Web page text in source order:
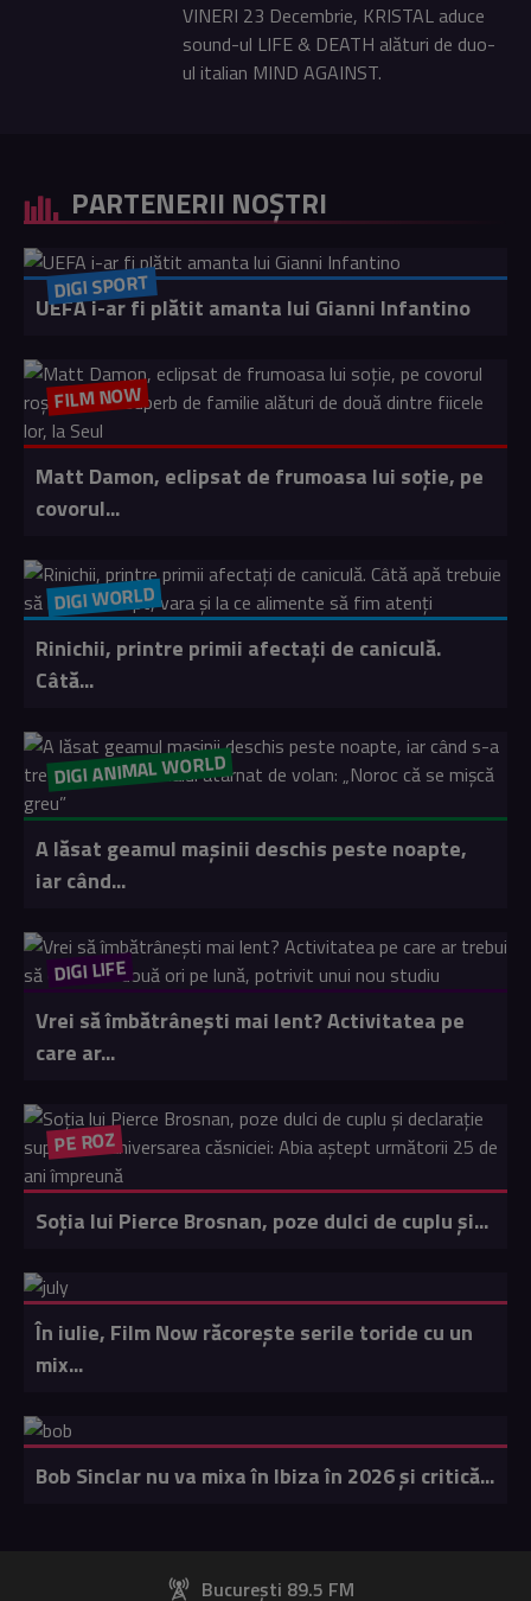
VINERI 23 Decembrie, KRISTAL aduce
sound-ul LIFE & DEATH alături de duo-
ul italian MIND AGAINST.
PARTENERII NOȘTRI
DIGI SPORT
UEFA i-ar fi plătit amanta lui Gianni Infantino
FILM NOW
Matt Damon, eclipsat de frumoasa lui soție, pe
covorul...
DIGI WORLD
Rinichii, printre primii afectați de caniculă.
Câtă...
DIGI ANIMAL WORLD
A lăsat geamul mașinii deschis peste noapte,
iar când...
DIGI LIFE
Vrei să îmbătrânești mai lent? Activitatea pe
care ar...
PE ROZ
Soția lui Pierce Brosnan, poze dulci de cuplu și...
În iulie, Film Now răcorește serile toride cu un
mix...
Bob Sinclar nu va mixa în Ibiza în 2026 și critică...
București 89.5 FM